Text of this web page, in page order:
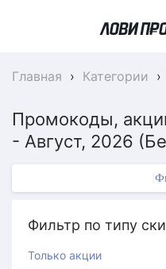
Главная › Категории ›
Промокоды,
- Август, 2026
Фильтр по типу
Только акции